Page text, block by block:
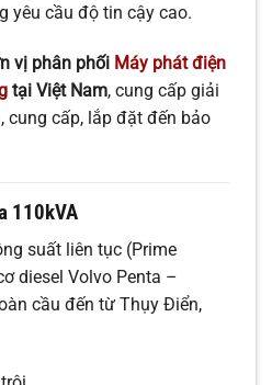
yêu cầu độ tin cậy cao.
vị phân phối Máy phát điện
tại Việt Nam, cung cấp giải
cung cấp, lắp đặt đến bảo
110kVA
suất liên tục (Prime
diesel Volvo Penta –
cầu đến từ Thụy Điển,